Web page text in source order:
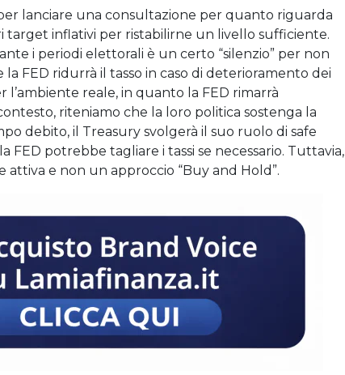
per lanciare una consultazione per quanto riguarda
target inflativi per ristabilirne un livello sufficiente.
i periodi elettorali è un certo “silenzio” per non
FED ridurrà il tasso in caso di deterioramento dei
reale, in quanto la FED rimarrà
riteniamo che la loro politica sostenga la
debito, il Treasury svolgerà il suo ruolo di safe
potrebbe tagliare i tassi se necessario. Tuttavia,
e non un approccio “Buy and Hold”.